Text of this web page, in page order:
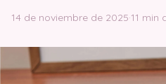
14 de noviembre de 2025·11 min